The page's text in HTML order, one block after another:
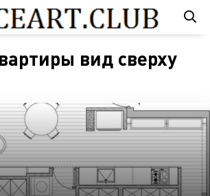
вид сверху